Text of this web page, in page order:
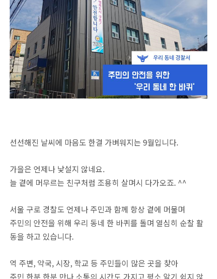
선선해진 날씨에 마음도 한결 가벼워지는 9월입니다.
가을은 언제나 낯설지 않네요.
늘 곁에 머무르는 친구처럼 조용히 살며시 다가오죠. ^^
서울 구로 경찰도 언제나 주민과 함께 항상 곁에 머물며
주민의 안전을 위해 우리 동네 한 바퀴를 돌며 열심히 순찰 활
동을 하고 있습니다.
역 주변, 약국, 시장, 학교 등 주민들이 많은 곳을 찾아
주민 한분 한분 만나 소통의 시간도 가지고 평소 알기 쉽지 않